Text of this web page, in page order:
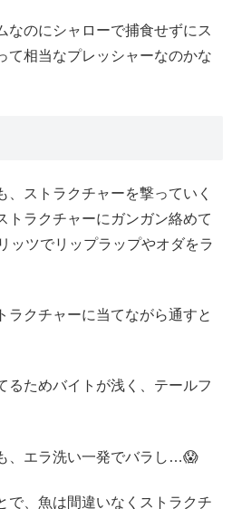
なのにシャローで捕食せずにス
て相当なプレッシャーなのかな
ストラクチャーを撃っていく
トラクチャーにガンガン絡めて
ッツでリップラップやオダをラ
ラクチャーに当てながら通すと
るためバイトが浅く、テールフ
、エラ洗い一発でバラし…😱
で、魚は間違いなくストラクチ